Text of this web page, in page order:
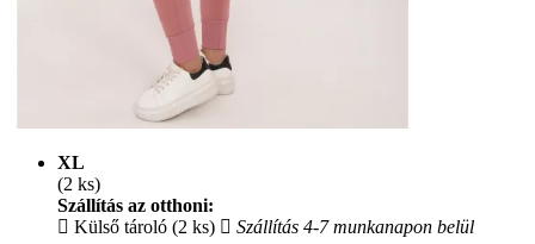
XL
(2 ks)
Szállítás az otthoni:
Külső tároló (2 ks)
Szállítás 4-7 munkanapon belül